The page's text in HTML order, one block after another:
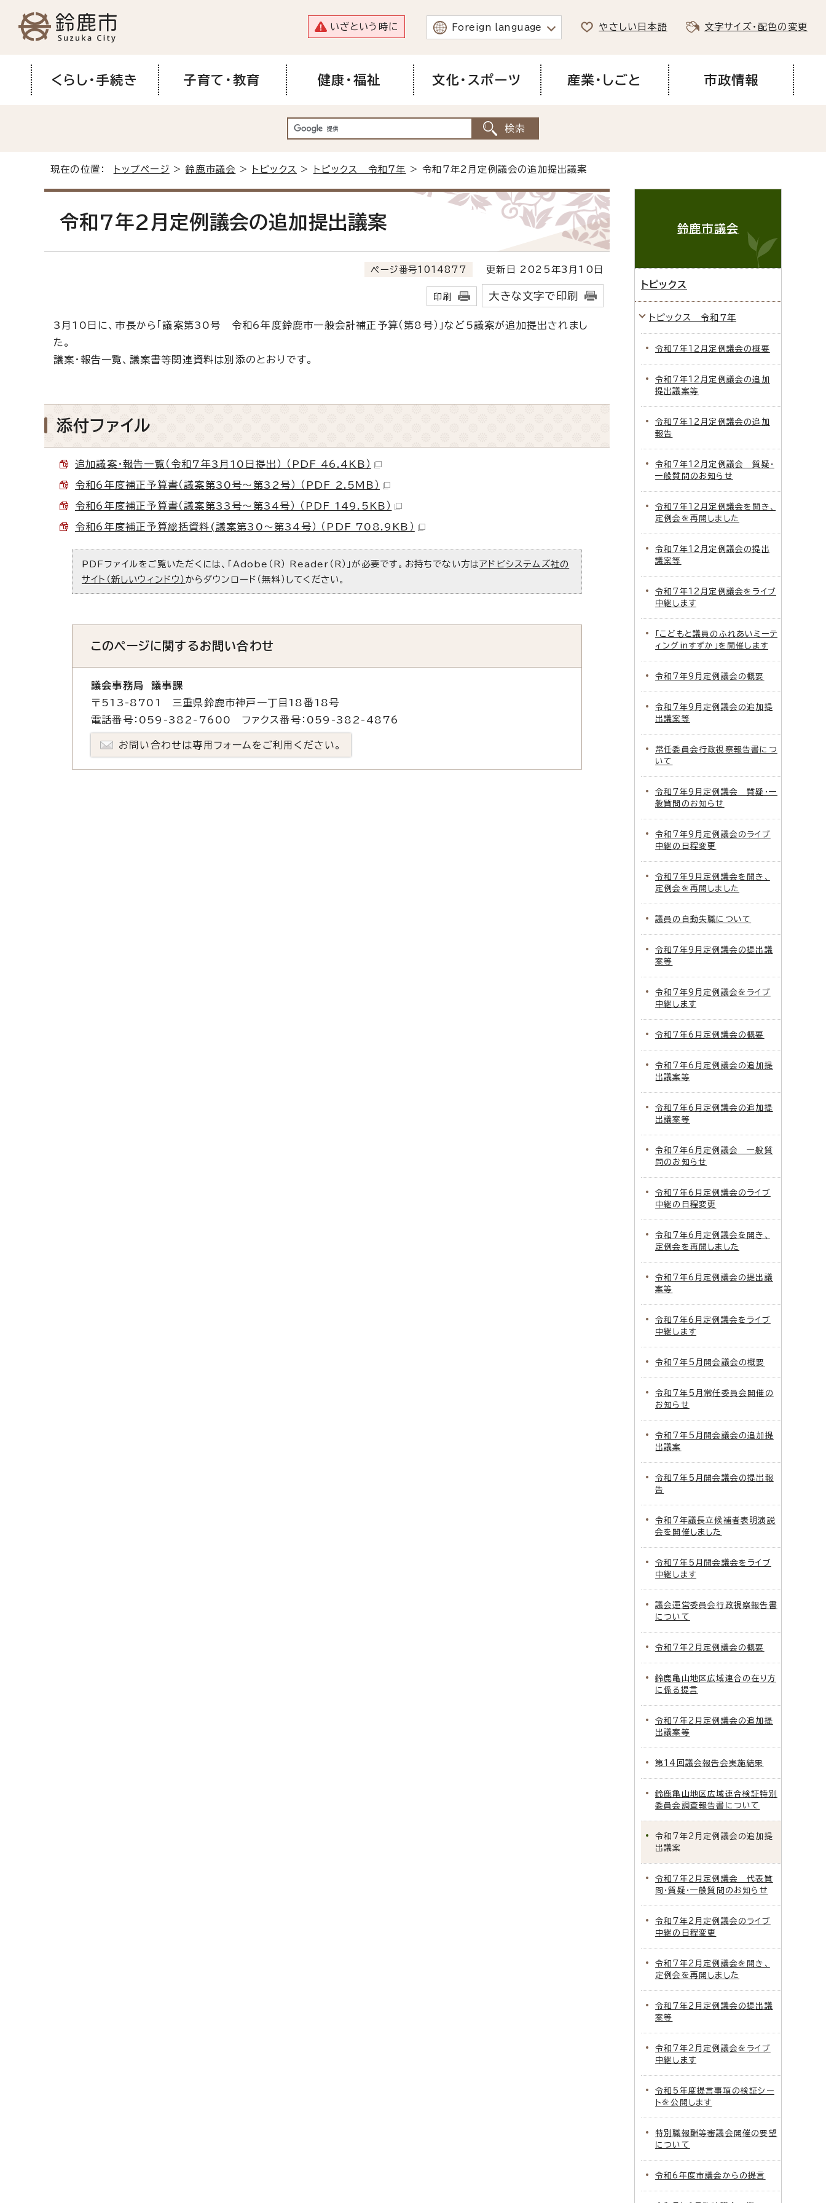
いざという時に Foreign language やさしい日本語 文字サイズ・配色の変更
くらし・手続き 子育て・教育 健康・福祉 文化・スポーツ 産業・しごと 市政情報
現在の位置： トップページ >鈴鹿市議会 > トピックス > トピックス 令和7年 > 令和7年2月定例議会の追加提出議案
令和7年2月定例議会の追加提出議案
ページ番号1014877 更新日 2025年3月10日
印刷 大きな文字で印刷
3月10日に、市長から「議案第30号 令和6年度鈴鹿市一般会計補正予算（第8号）」など5議案が追加提出されまし
た。
議案・報告一覧、議案書等関連資料は別添のとおりです。
添付ファイル
追加議案・報告一覧（令和7年3月10日提出） （PDF 46.4KB）
令和6年度補正予算書（議案第30号～第32号） （PDF 2.5MB）
令和6年度補正予算書（議案第33号～第34号） （PDF 149.5KB）
令和6年度補正予算総括資料(議案第30～第34号） （PDF 708.9KB）
PDFファイルをご覧いただくには、「Adobe（R） Reader（R）」が必要です。お持ちでない方はアドビシステムズ社の
サイト（新しいウィンドウ） からダウンロード（無料）してください。
このページに関するお問い合わせ
議会事務局 議事課
〒513-8701 三重県鈴鹿市神戸一丁目18番18号
電話番号：059-382-7600 ファクス番号：059-382-4876
お問い合わせは専用フォームをご利用ください。
鈴鹿市議会
トピックス
トピックス 令和7年
令和7年12月定例議会の概要
令和7年12月定例議会の追加
提出議案等
令和7年12月定例議会の追加
報告
令和7年12月定例議会 質疑・
一般質問のお知らせ
令和7年12月定例議会を開き、
定例会を再開しました
令和7年12月定例議会の提出
議案等
令和7年12月定例議会をライブ
中継します
「こどもと議員のふれあいミーテ
ィングinすずか」を開催します
令和7年9月定例議会の概要
令和7年9月定例議会の追加提
出議案等
常任委員会行政視察報告書につ
いて
令和7年9月定例議会 質疑・一
般質問のお知らせ
令和7年9月定例議会のライブ
中継の日程変更
令和7年9月定例議会を開き、
定例会を再開しました
議員の自動失職について
令和7年9月定例議会の提出議
案等
令和7年9月定例議会をライブ
中継します
令和7年6月定例議会の概要
令和7年6月定例議会の追加提
出議案等
令和7年6月定例議会の追加提
出議案等
令和7年6月定例議会 一般質
問のお知らせ
令和7年6月定例議会のライブ
中継の日程変更
令和7年6月定例議会を開き、
定例会を再開しました
令和7年6月定例議会の提出議
案等
令和7年6月定例議会をライブ
中継します
令和7年5月開会議会の概要
令和7年5月常任委員会開催の
お知らせ
令和7年5月開会議会の追加提
出議案
令和7年5月開会議会の提出報
告
令和7年議長立候補者表明演説
会を開催しました
令和7年5月開会議会をライブ
中継します
議会運営委員会行政視察報告書
について
令和7年2月定例議会の概要
鈴鹿亀山地区広域連合の在り方
に係る提言
令和7年2月定例議会の追加提
出議案等
第14回議会報告会実施結果
鈴鹿亀山地区広域連合検証特別
委員会調査報告書について
令和7年2月定例議会の追加提
出議案
令和7年2月定例議会 代表質
問・質疑・一般質問のお知らせ
令和7年2月定例議会のライブ
中継の日程変更
令和7年2月定例議会を開き、
定例会を再開しました
令和7年2月定例議会の提出議
案等
令和7年2月定例議会をライブ
中継します
令和5年度提言事項の検証シー
トを公開します
特別職報酬等審議会開催の要望
について
令和6年度市議会からの提言